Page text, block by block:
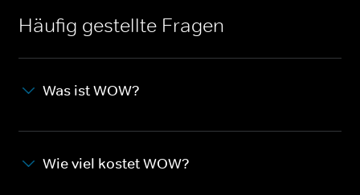
Häufig gestellte Fragen
Was ist WOW?
Wie viel kostet WOW?